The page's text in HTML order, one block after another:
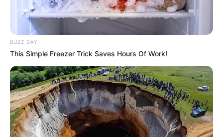
BUZZ DAY
This Simple Freezer Trick Saves Hours Of Work!